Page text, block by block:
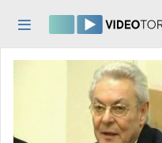
Bejelentkezés